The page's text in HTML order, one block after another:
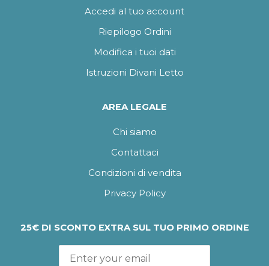
Accedi al tuo account
Riepilogo Ordini
Modifica i tuoi dati
Istruzioni Divani Letto
AREA LEGALE
Chi siamo
Contattaci
Condizioni di vendita
Privacy Policy
25€ DI SCONTO EXTRA SUL TUO PRIMO ORDINE